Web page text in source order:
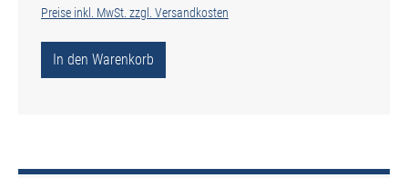
Preise inkl. MwSt. zzgl. Versandkosten
In den Warenkorb